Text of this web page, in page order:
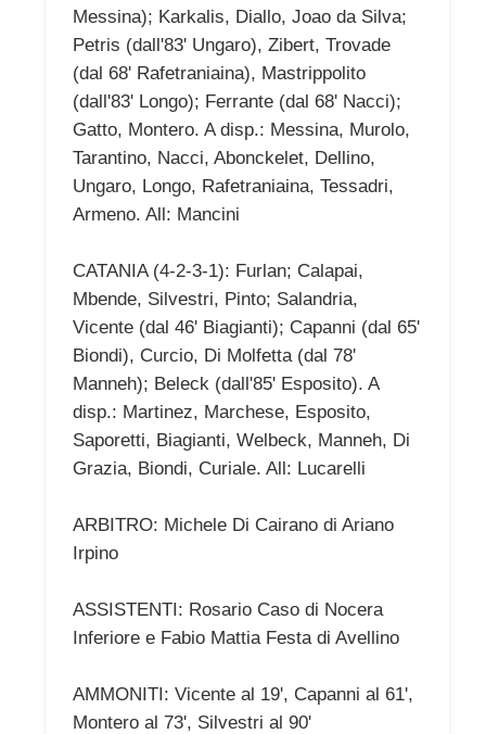
Messina); Karkalis, Diallo, Joao da Silva;
Petris (dall'83' Ungaro), Zibert, Trovade
(dal 68' Rafetraniaina), Mastrippolito
(dall'83' Longo); Ferrante (dal 68' Nacci);
Gatto, Montero. A disp.: Messina, Murolo,
Tarantino, Nacci, Abonckelet, Dellino,
Ungaro, Longo, Rafetraniaina, Tessadri,
Armeno. All: Mancini
CATANIA (4-2-3-1): Furlan; Calapai,
Mbende, Silvestri, Pinto; Salandria,
Vicente (dal 46' Biagianti); Capanni (dal 65'
Biondi), Curcio, Di Molfetta (dal 78'
Manneh); Beleck (dall'85' Esposito). A
disp.: Martinez, Marchese, Esposito,
Saporetti, Biagianti, Welbeck, Manneh, Di
Grazia, Biondi, Curiale. All: Lucarelli
ARBITRO: Michele Di Cairano di Ariano
Irpino
ASSISTENTI: Rosario Caso di Nocera
Inferiore e Fabio Mattia Festa di Avellino
AMMONITI: Vicente al 19', Capanni al 61',
Montero al 73', Silvestri al 90'